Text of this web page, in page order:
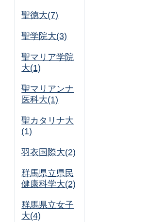
聖徳大(7)
聖学院大(3)
聖マリア学院
大(1)
聖マリアンナ
医科大(1)
聖カタリナ大
(1)
羽衣国際大(2)
群馬県立県民
健康科学大(2)
群馬県立女子
大(4)